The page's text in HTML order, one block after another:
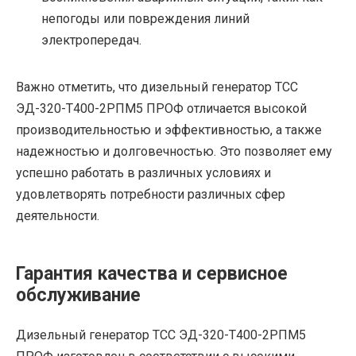
непогоды или повреждения линий
электропередач.
Важно отметить, что дизельный генератор ТСС
ЭД-320-Т400-2РПМ5 ПРОФ отличается высокой
производительностью и эффективностью, а также
надежностью и долговечностью. Это позволяет ему
успешно работать в различных условиях и
удовлетворять потребности различных сфер
деятельности.
Гарантия качества и сервисное
обслуживание
Дизельный генератор ТСС ЭД-320-Т400-2РПМ5